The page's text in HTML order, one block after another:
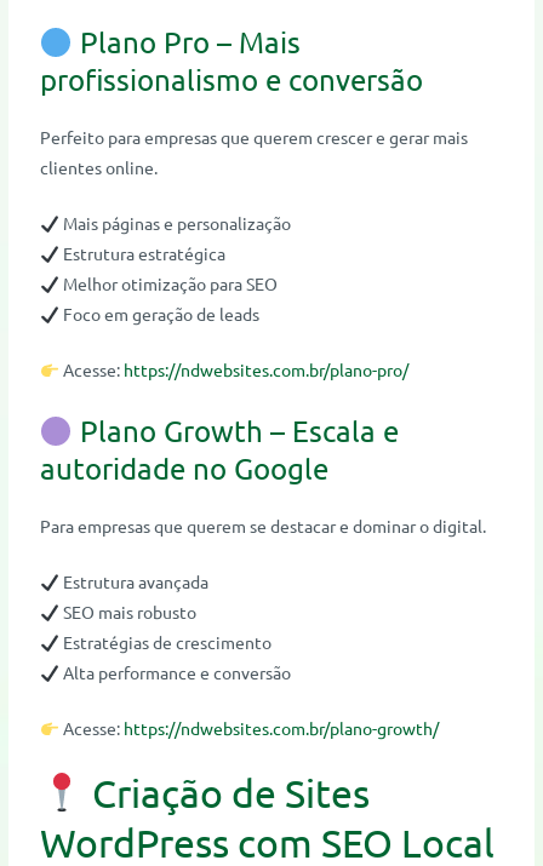
Plano Pro – Mais
profissionalismo e conversão
Perfeito para empresas que querem crescer e gerar mais
clientes online.
Mais páginas e personalização
Estrutura estratégica
Melhor otimização para SEO
Foco em geração de leads
Acesse: https://ndwebsites.com.br/plano-pro/
Plano Growth – Escala e
autoridade no Google
Para empresas que querem se destacar e dominar o digital.
Estrutura avançada
SEO mais robusto
Estratégias de crescimento
Alta performance e conversão
Acesse: https://ndwebsites.com.br/plano-growth/
Criação de Sites
WordPress com SEO Local